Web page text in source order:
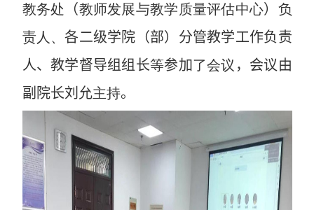
教务处
（教师发展与教学质量评估中心） 负
责人、各二级学院（部）分管教学工作负责
人、教学督导组组长等参加了会议 ，会议由
副院长刘允主持。